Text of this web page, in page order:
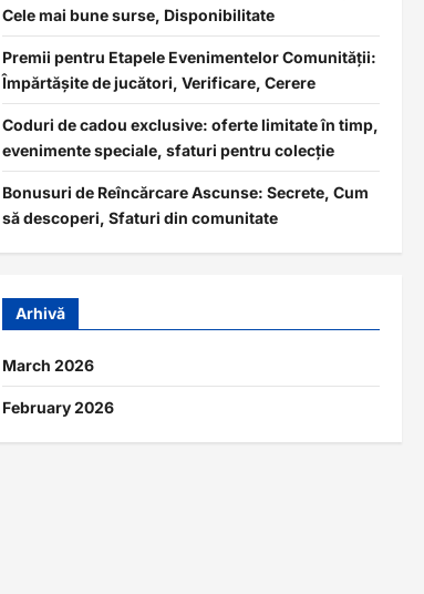
Cele mai bune surse, Disponibilitate
Premii pentru Etapele Evenimentelor Comunității:
Împărtășite de jucători, Verificare, Cerere
Coduri de cadou exclusive: oferte limitate în timp,
evenimente speciale, sfaturi pentru colecție
Bonusuri de Reîncărcare Ascunse: Secrete, Cum
să descoperi, Sfaturi din comunitate
Arhivă
March 2026
February 2026